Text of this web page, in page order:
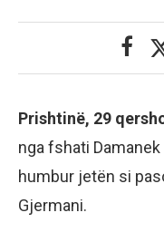
Prishtinë, 29
nga fshati
humbur jetën si
Gjermani.